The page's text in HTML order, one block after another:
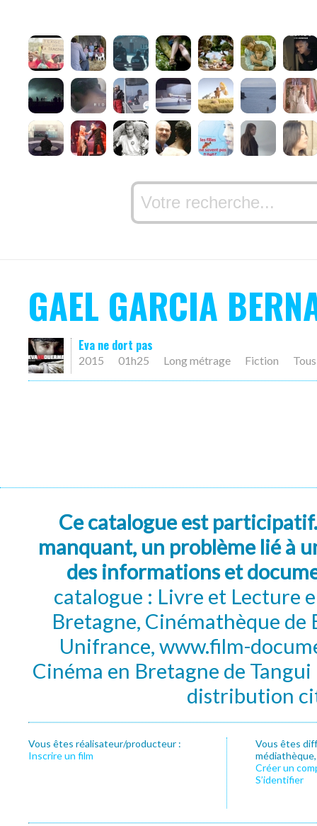
GAEL GARCIA
Eva ne dort pas
2015 01h25 Long métrage Fiction
Ce catalogue est
manquant, un problème lié à
des informations et
catalogue : Livre et Lecture
Bretagne, Cinémathèque de
Unifrance, www.film-
Cinéma en Bretagne de
distribution
Vous êtes réalisateur/producteur :
Inscrire un film
Vous êtes
Créer un
S’identifier